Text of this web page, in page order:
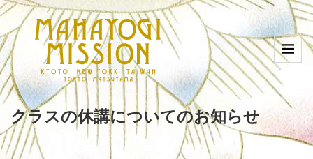
クラスの休講についてのお知らせ